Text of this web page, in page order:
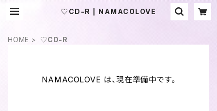
♡CD-R | NAMACOLOVE
HOME ♡CD-R
NAMACOLOVE は、現在準備中です。